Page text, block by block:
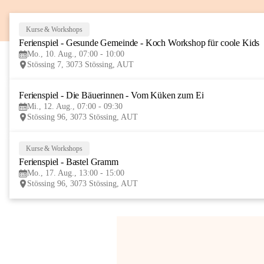
Kurse & Workshops
Ferienspiel - Gesunde Gemeinde - Koch Workshop für coole Kids
Mo., 10. Aug., 07:00 - 10:00
Stössing 7, 3073 Stössing, AUT
Ferienspiel - Die Bäuerinnen - Vom Küken zum Ei
Mi., 12. Aug., 07:00 - 09:30
Stössing 96, 3073 Stössing, AUT
Kurse & Workshops
Ferienspiel - Bastel Gramm
Mo., 17. Aug., 13:00 - 15:00
Stössing 96, 3073 Stössing, AUT